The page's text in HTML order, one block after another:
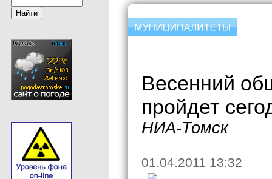
Весенний
пройдет
НИА-Томск
01.04.2011 13:32